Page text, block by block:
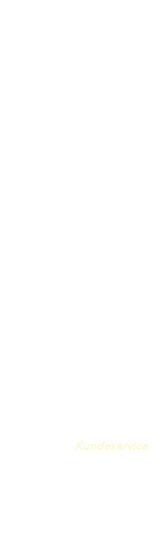
Kundeservice